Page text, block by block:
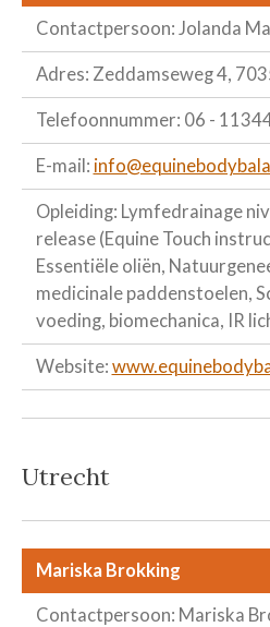
Contactpersoon: Jolanda
Adres: Zeddamseweg 4,
Telefoonnummer: 06 -
E-mail:
Opleiding: Lymfedrainage
release (Equine Touch
Essentiële oliën,
medicinale paddenstoelen,
voeding, biomechanica, IR
Website:
Utrecht
Mariska Brokking
Contactpersoon: Mariska